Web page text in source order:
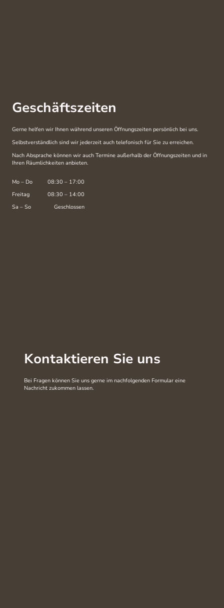
Geschäftszeiten
Gerne helfen wir Ihnen während unseren Öffnungszeiten persönlich bei uns.
Selbstverständlich sind wir jederzeit auch telefonisch für Sie zu erreichen.
Nach Absprache können wir auch Termine außerhalb der Öffnungszeiten und in
Ihren Räumlichkeiten anbieten.
Mo – Do 08:30 – 17:00
Freitag
08:30 – 14:00
Sa – So Geschlossen
Kontaktieren Sie uns
Bei Fragen können Sie uns gerne im nachfolgenden Formular eine
Nachricht zukommen lassen.